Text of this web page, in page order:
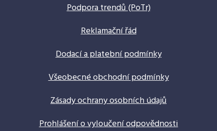
Podpora trendů (PoTr)
Reklamační řád
Dodací a platební podmínky
Všeobecné obchodní podmínky
Zásady ochrany osobních údajů
Prohlášení o vyloučení odpovědnosti